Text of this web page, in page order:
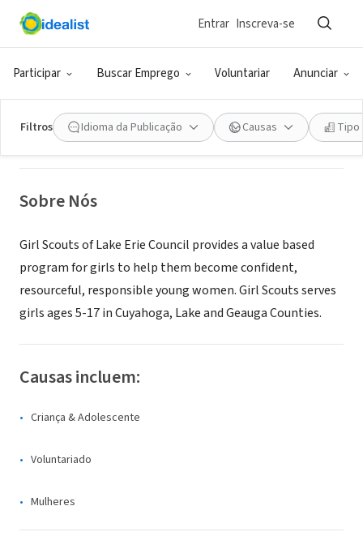
Participar Buscar Emprego Voluntariar Anunciar
Entrar Inscreva-se
Filtros Idioma da Publicação Causas Tipo
ONG (SETOR SOCIAL)
Girl Scouts of Lake Erie Council
Sobre Nós
Girl Scouts of Lake Erie Council provides a value based
program for girls to help them become confident,
resourceful, responsible young women. Girl Scouts serves
girls ages 5-17 in Cuyahoga, Lake and Geauga Counties.
Causas incluem:
Criança & Adolescente
Voluntariado
Mulheres